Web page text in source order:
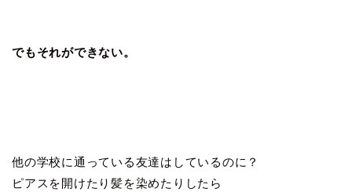
でもそれができない。
他の学校に通っている友達はしているのに？
ピアスを開けたり髪を染めたりしたら